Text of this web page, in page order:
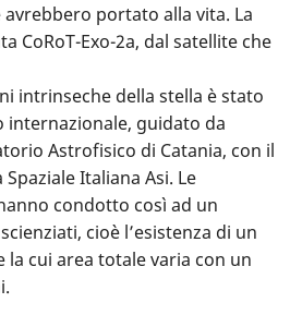
portato alla vita. La
CoRoT-Exo-2a, dal satellite che
intrinseche della stella è stato
guidato da
Astrofisico di Catania, con il
Italiana Asi. Le
condotto così ad un
cioè l’esistenza di un
la cui area totale varia con un